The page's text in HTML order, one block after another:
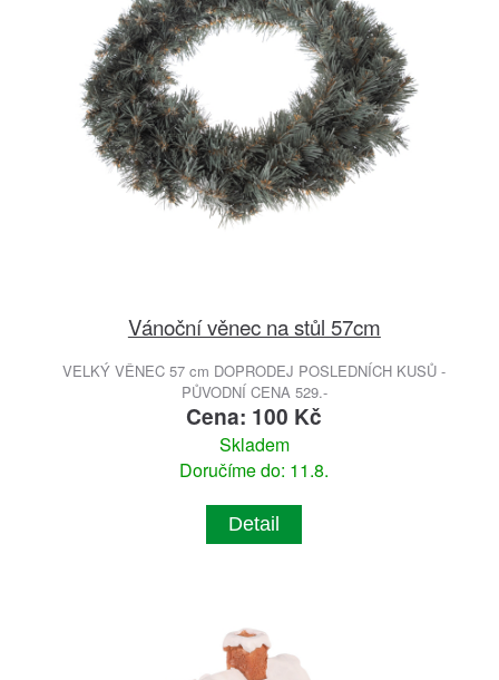
Vánoční věnec na stůl 57cm
VELKÝ VĚNEC 57 cm DOPRODEJ POSLEDNÍCH KUSŮ -
PŮVODNÍ CENA 529.-
Cena: 100 Kč
Skladem
Doručíme do: 11.8.
Detail